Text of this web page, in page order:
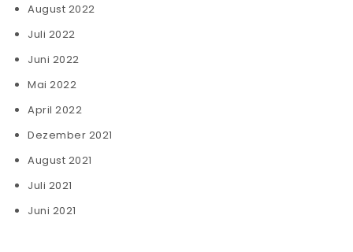
August 2022
Juli 2022
Juni 2022
Mai 2022
April 2022
Dezember 2021
August 2021
Juli 2021
Juni 2021